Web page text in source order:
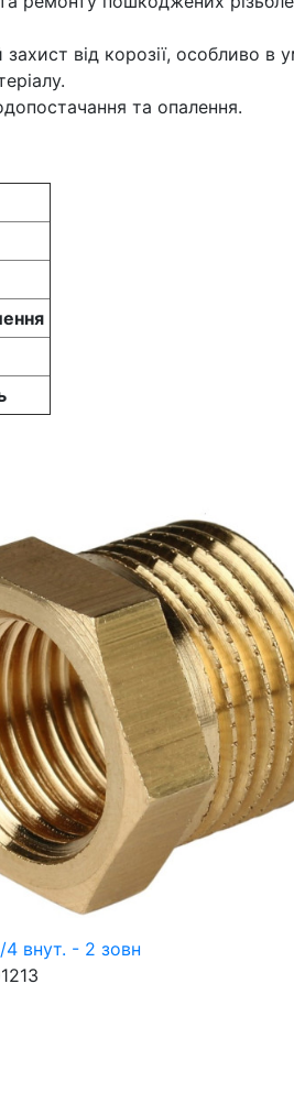
захист від корозії, особливо
та опалення.
4 внут. - 2 зовн